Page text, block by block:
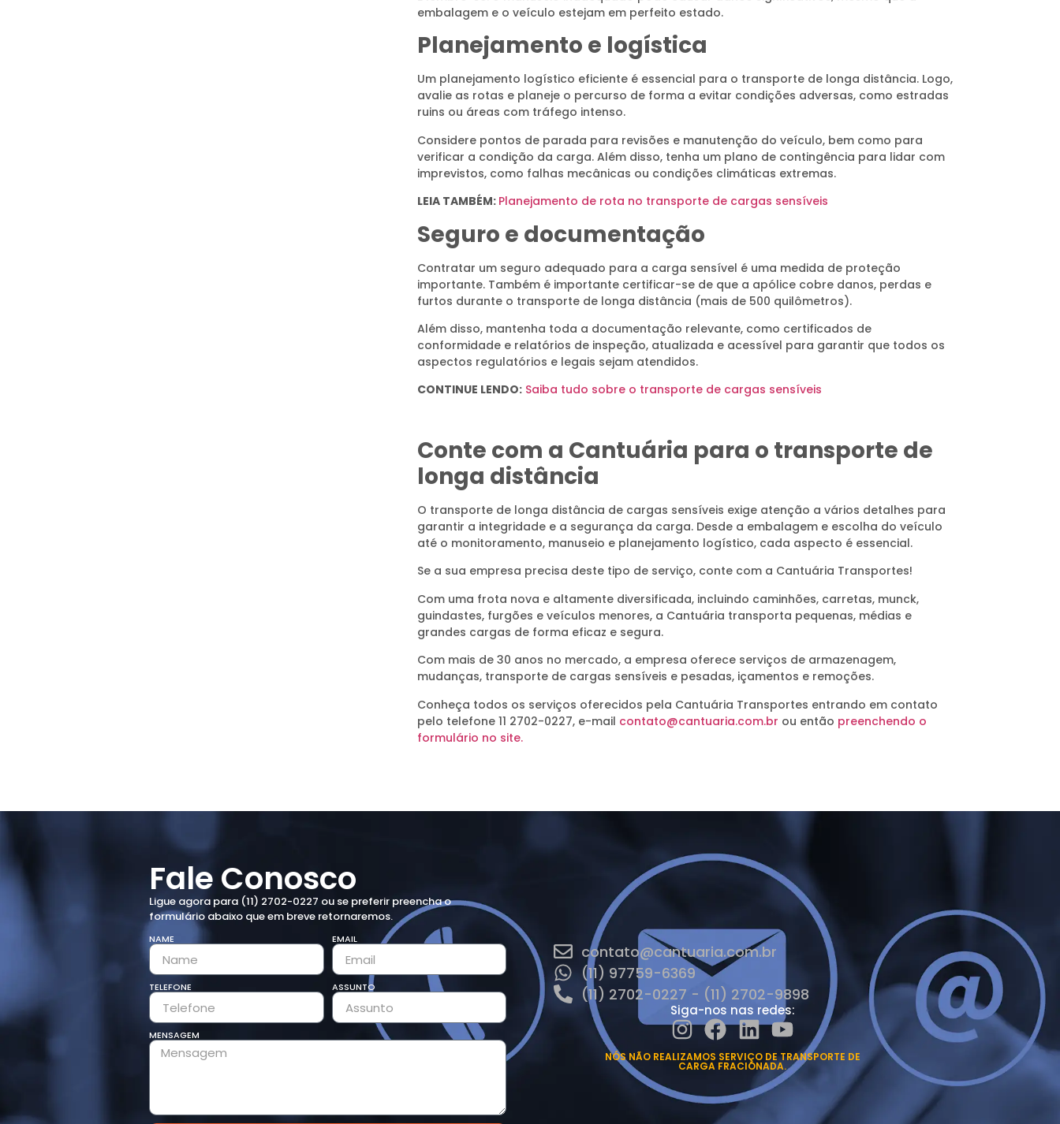
embalagem e o veículo estejam em perfeito estado.
Planejamento e logística
Um planejamento logístico eficiente é essencial para o transporte de longa distância. Logo,
avalie as rotas e planeje o percurso de forma a evitar condições adversas, como estradas
ruins ou áreas com tráfego intenso.
Considere pontos de parada para revisões e manutenção do veículo, bem como para
verificar a condição da carga. Além disso, tenha um plano de contingência para lidar com
imprevistos, como falhas mecânicas ou condições climáticas extremas.
LEIA TAMBÉM: Planejamento de rota no transporte de cargas sensíveis
Seguro e documentação
Contratar um seguro adequado para a carga sensível é uma medida de proteção
importante. Também é importante certificar-se de que a apólice cobre danos, perdas e
furtos durante o transporte de longa distância (mais de 500 quilômetros).
Além disso, mantenha toda a documentação relevante, como certificados de
conformidade e relatórios de inspeção, atualizada e acessível para garantir que todos os
aspectos regulatórios e legais sejam atendidos.
CONTINUE LENDO: Saiba tudo sobre o transporte de cargas sensíveis
Conte com a Cantuária para o transporte de
longa distância
O transporte de longa distância de cargas sensíveis exige atenção a vários detalhes para
garantir a integridade e a segurança da carga. Desde a embalagem e escolha do veículo
até o monitoramento, manuseio e planejamento logístico, cada aspecto é essencial.
Se a sua empresa precisa deste tipo de serviço, conte com a Cantuária Transportes!
Com uma frota nova e altamente diversificada, incluindo caminhões, carretas, munck,
guindastes, furgões e veículos menores, a Cantuária transporta pequenas, médias e
grandes cargas de forma eficaz e segura.
Com mais de 30 anos no mercado, a empresa oferece serviços de armazenagem,
mudanças, transporte de cargas sensíveis e pesadas, içamentos e remoções.
Conheça todos os serviços oferecidos pela Cantuária Transportes entrando em contato
pelo telefone 11 2702-0227, e-mail contato@cantuaria.com.br ou então preenchendo o
formulário no site.
Fale Conosco
Ligue agora para (11) 2702-0227 ou se preferir preencha o
formulário abaixo que em breve retornaremos.
NAME EMAIL
TELEFONE ASSUNTO
MENSAGEM
contato@cantuaria.com.br
(11) 97759-6369
(11) 2702-0227 - (11) 2702-9898
Siga-nos nas redes:
NÓS NÃO REALIZAMOS SERVIÇO DE TRANSPORTE DE
CARGA FRACIONADA.